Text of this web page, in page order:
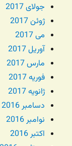
جولای 2017
ژوئن 2017
می 2017
آوریل 2017
مارس 2017
فوریه 2017
ژانویه 2017
دسامبر 2016
نوامبر 2016
اکتبر 2016